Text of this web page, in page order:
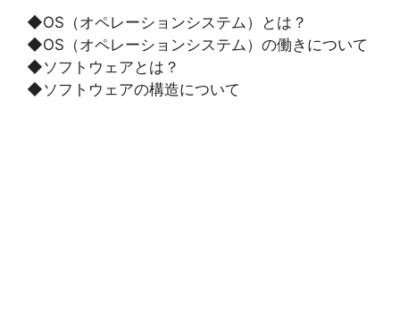
◆OS（オペレーションシステム）とは？
◆OS（オペレーションシステム）の働きについて
◆ソフトウェアとは？
◆ソフトウェアの構造について